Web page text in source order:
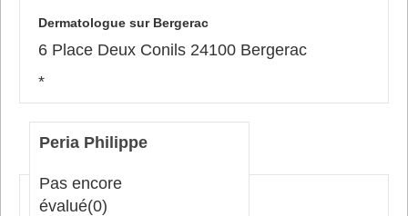
Dermatologue sur Bergerac
6 Place Deux Conils 24100 Bergerac
*
Peria Philippe
Pas encore
évalué(0)